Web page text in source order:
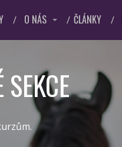
O NÁS ČLÁNKY